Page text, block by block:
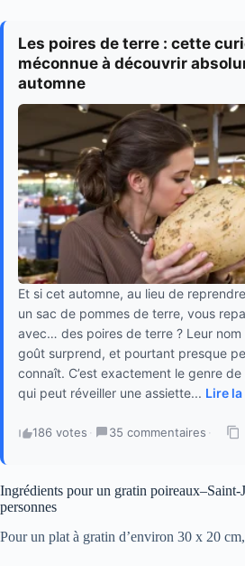
Les poires de terre : cette
méconnue à découvrir
automne
Et si cet automne, au lieu de
un sac de pommes de terre, vous
avec… des poires de terre ? Leur nom
goût surprend, et pourtant presque
connaît. C’est exactement le genre
qui peut réveiller une assiette... Lire
186 votes · 35 commentaires ·
Ingrédients pour un gratin poireaux–Saint-
personnes
Pour un plat à gratin d’environ 30 x 20